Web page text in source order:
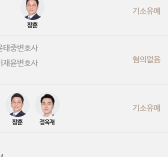
기소유예
혐의없음
기소유예